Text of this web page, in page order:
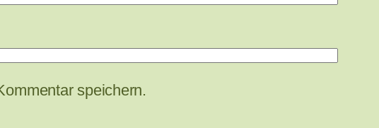
speichern.